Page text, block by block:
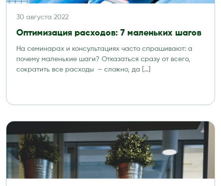
30 августа 2022
Оптимизация расходов: 7 маленьких шагов
На семинарах и консультациях часто спрашивают: а
почему маленькие шаги? Отказаться сразу от всего,
сократить все расходы – сложно, да […]